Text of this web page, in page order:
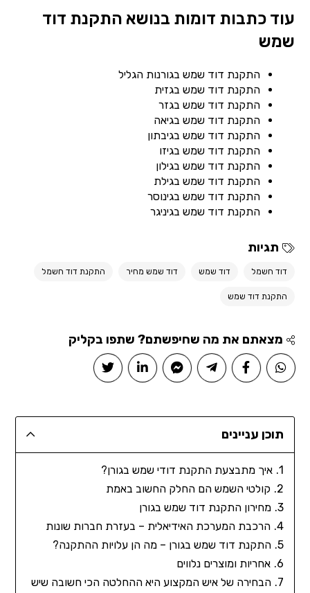
עוד כתבות דומות בנושא התקנת דוד
שמש
התקנת דוד שמש בגורנות הגליל
התקנת דוד שמש בגזית
התקנת דוד שמש בגזר
התקנת דוד שמש בגיאה
התקנת דוד שמש בגיבתון
התקנת דוד שמש בגיזו
התקנת דוד שמש בגילון
התקנת דוד שמש בגילת
התקנת דוד שמש בגינוסר
התקנת דוד שמש בגיניגר
תגיות
דוד חשמל דוד שמש דוד שמש מחיר התקנת דוד חשמל
התקנת דוד שמש
מצאתם את מה שחיפשתם? שתפו בקליק
תוכן עניינים
איך מתבצעת התקנת דודי שמש בגורן?
קולטי השמש הם החלק החשוב באמת
מחירון התקנת דוד שמש בגורן
הרכבת המערכת האידיאלית – בעזרת חברות שונות
התקנת דוד שמש בגורן – מה הן עלויות ההתקנה?
אחריות ומוצרים נלווים
הבחירה של איש המקצוע היא ההחלטה הכי חשובה שיש